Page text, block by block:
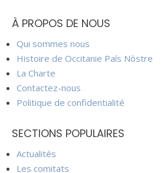
À PROPOS DE NOUS
Qui sommes nous
Histoire de Occitanie País Nòstre
La Charte
Contactez-nous
Politique de confidentialité
SECTIONS POPULAIRES
Actualités
Les comitats